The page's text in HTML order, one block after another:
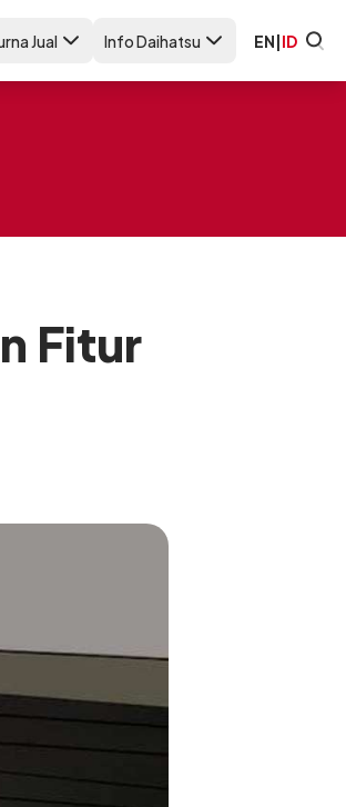
Jual Info Daihatsu EN|ID
Fitur